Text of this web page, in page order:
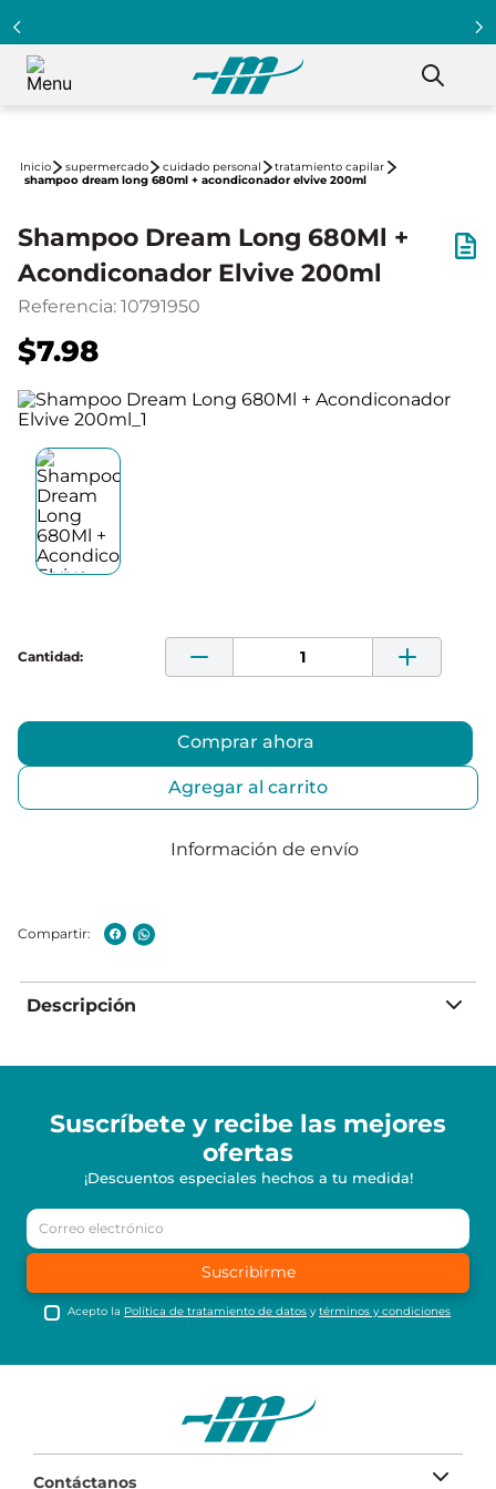
supermercado cuidado personal
tratamiento capilar
shampoo dream long 680ml + acondiconador elvive 200ml
Shampoo Dream Long 680Ml +
Acondiconador Elvive 200ml
Referencia: 10791950
$7.98
Comprar ahora
Agregar al carrito
Información de envío
Descripción
Suscríbete y recibe las mejores
ofertas
¡Descuentos especiales hechos a tu medida!
Suscribirme
Acepto la Política de tratamiento de datos ytérminos y condiciones
Contáctanos